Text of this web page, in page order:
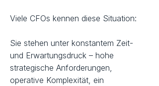
Viele CFOs kennen diese Situation:
Sie stehen unter konstantem Zeit-
und Erwartungsdruck – hohe
strategische Anforderungen,
operative Komplexität, ein